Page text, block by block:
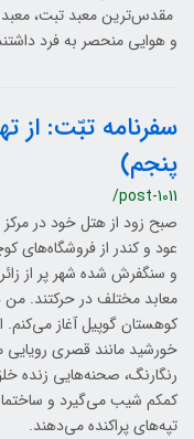
مقدس‌ترین معبد تبت، معبد
و هوایی منحصر به فرد
سفرنامه تبّت: از
پنجم)
/post-1011
صبح زود از هتل خود در
عود و کندر از فروشگاه‌های
و سنگفرش شده شهر پر از
معابد مختلف در حرکتند.
کوهستان گوپیل آغاز می‌کنم.
خورشید مانند قصری
رنگارنگ، صحنه‌هایی زنده
کمکم شیب می‌گیرد و
تپه‌های پراکنده می‌دهند.